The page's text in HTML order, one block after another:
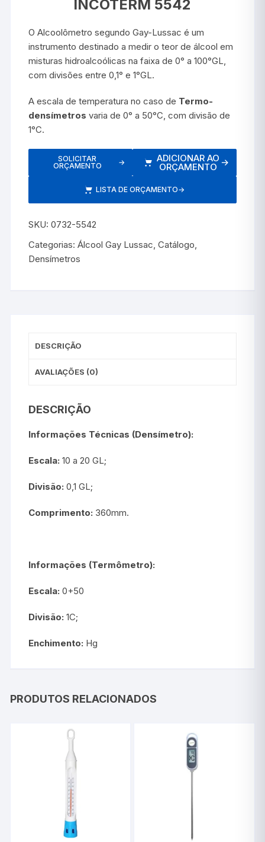
INCOTERM 5542
O Alcoolômetro segundo Gay-Lussac é um
instrumento destinado a medir o teor de álcool em
misturas hidroalcoólicas na faixa de 0° a 100°GL,
com divisões entre 0,1° e 1°GL.
A escala de temperatura no caso de Termo-
densímetros varia de 0° a 50°C, com divisão de
1°C.
SOLICITAR
ORÇAMENTO
→ ADICIONAR AO
ORÇAMENTO →
LISTA DE ORÇAMENTO→
SKU:0732-5542
Categorias:Álcool Gay Lussac,Catálogo,
Densímetros
DESCRIÇÃO
AVALIAÇÕES (0)
DESCRIÇÃO
Informações Técnicas (Densímetro):
Escala: 10 a 20 GL;
Divisão: 0,1 GL;
Comprimento: 360mm.
Informações (Termômetro):
Escala: 0+50
Divisão: 1C;
Enchimento: Hg
PRODUTOS RELACIONADOS